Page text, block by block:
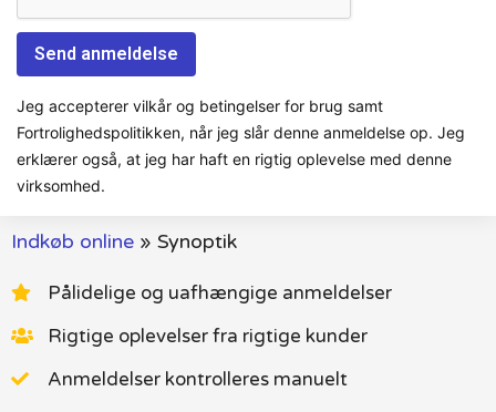
Jeg accepterer vilkår og betingelser for brug samt
Fortrolighedspolitikken, når jeg slår denne anmeldelse op. Jeg
erklærer også, at jeg har haft en rigtig oplevelse med denne
virksomhed.
Indkøb online » Synoptik
Pålidelige og uafhængige anmeldelser
Rigtige oplevelser fra rigtige kunder
Anmeldelser kontrolleres manuelt